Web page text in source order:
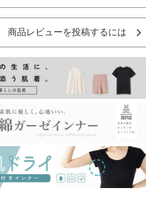
商品レビューを投稿するには